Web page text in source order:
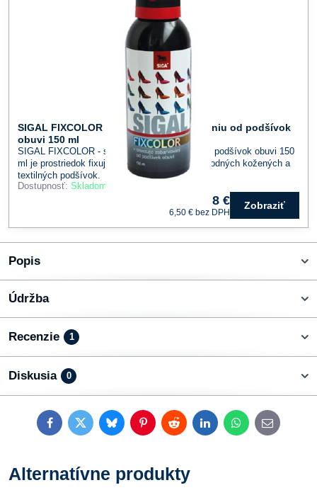
SIGAL FIXCOLOR - sprej proti zafarbovaniu od podšívok
obuvi 150 ml
SIGAL FIXCOLOR - sprej proti zafarbovaniu od podšívok obuvi 150
ml je prostriedok fixujúci farebný pigment u prírodných kožených a
textilných podšívok.
Dostupnosť: Skladom
8 €
6,50 € bez DPH
Zobraziť
Popis
Údržba
Recenzie 1
Diskusia 0
FacebookTwitterBlueskyPinterestRedditLinkedInWhatsApp
E-
mail
Alternatívne produkty